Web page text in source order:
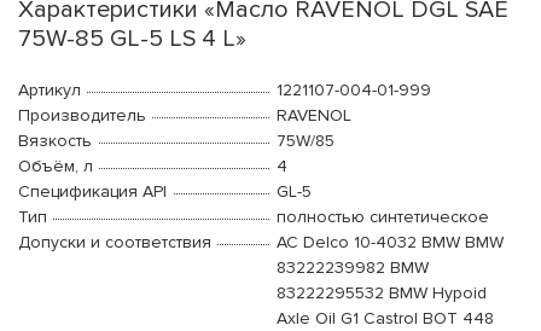
Характеристики «Масло RAVENOL DGL SAE
75W-85 GL-5 LS 4 L»
Артикул
1221107-004-01-999
Производитель
RAVENOL
Вязкость
75W/85
Объём, л
4
Спецификация API
GL-5
Тип
полностью синтетическое
Допуски и соответствия
AC Delco 10-4032 BMW BMW
83222239982 BMW
83222295532 BMW Hypoid
Axle Oil G1 Castrol BOT 448